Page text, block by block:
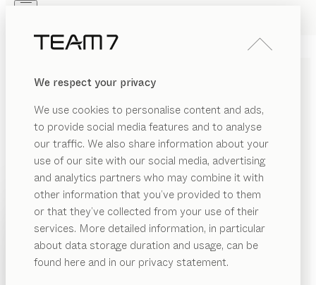
We respect your privacy
We use cookies to personalise content and ads,
to provide social media features and to analyse
our traffic. We also share information about your
use of our site with our social media, advertising
and analytics partners who may combine it with
other information that you’ve provided to them
or that they’ve collected from your use of their
services. More detailed information, in particular
about data storage duration and usage, can be
found here and in our privacy statement.
PRODUKTE
INSPIRATION
HÄNDLER
Vorgeschlagene
Kategorien
PRODUKTE
INSPIRATION
ÜBER UNS
magnumSTUHL
von Martin Ballendat
Der magnum Freischwinger verbindet Stahl mit edlem
Leder und erlesenen Stoffen zu einer Ästhetik von
schlichter Eleganz. Trotz seiner filigranen Gestalt
bietet er den Komfort eines klassischen Polsterstuhls.
KONFIGURIEREN
HOLZARTEN